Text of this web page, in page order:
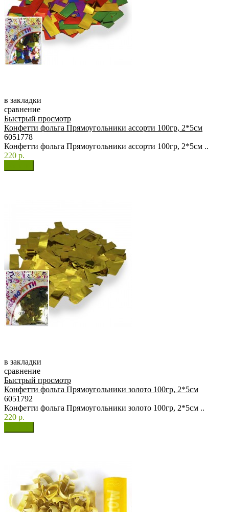
в закладки
сравнение
Быстрый просмотр
Конфетти фольга Прямоугольники ассорти 100гр, 2*5см
6051778
Конфетти фольга Прямоугольники ассорти 100гр, 2*5см ..
220 р.
в закладки
сравнение
Быстрый просмотр
Конфетти фольга Прямоугольники золото 100гр, 2*5см
6051792
Конфетти фольга Прямоугольники золото 100гр, 2*5см ..
220 р.